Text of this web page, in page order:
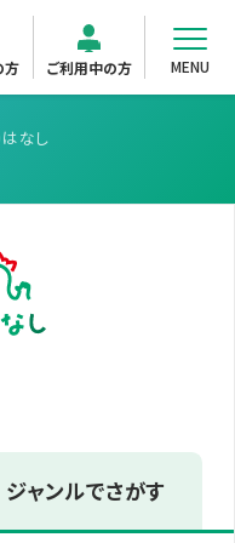
方 ご利用中の方 MENU
なし
ジャンルでさがす